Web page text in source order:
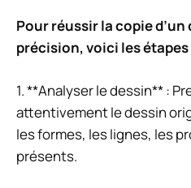
Pour réussir la copie
précision, voici les étapes
1. **Analyser le dessin** :
attentivement le dessin
les formes, les lignes, les
présents.